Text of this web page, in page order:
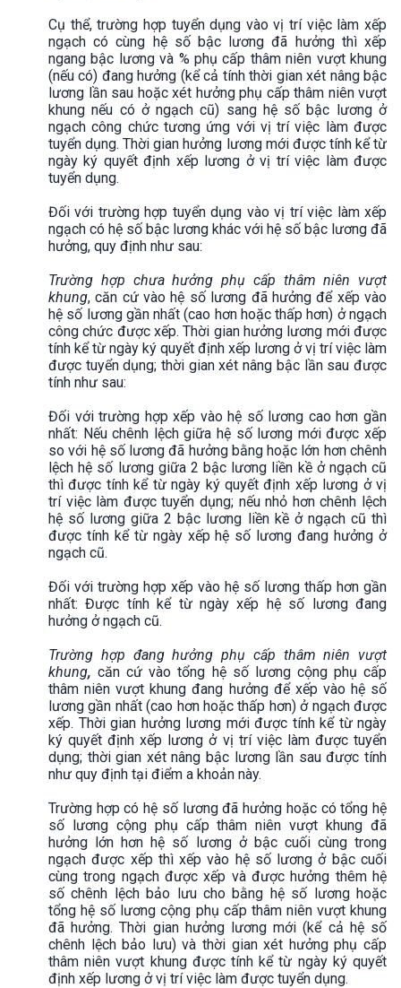
Cụ thể, trường hợp tuyển dụng vào vị trí việc làm xếp
ngạch có cùng hệ số bậc lương đã hưởng thì xếp
ngang bậc lương và % phụ cấp thâm niên vượt khung
(nếu có) đang hưởng (kể cả tính thời gian xét nâng bậc
lương lần sau hoặc xét hưởng phụ cấp thâm niên vượt
khung nếu có ở ngạch cũ) sang hệ số bậc lương ở
ngạch công chức tương ứng với vị trí việc làm được
tuyển dụng. Thời gian hưởng lương mới được tính kể từ
ngày ký quyết định xếp lương ở vị trí việc làm được
tuyển dụng.
Đối với trường hợp tuyển dụng vào vị trí việc làm xếp
ngạch có hệ số bậc lương khác với hệ số bậc lương đã
hưởng, quy định như sau:
Trường hợp chưa hưởng phụ cấp thâm niên vượt
khung, căn cứ vào hệ số lương đã hưởng để xếp vào
hệ số lương gần nhất (cao hơn hoặc thấp hơn) ở ngạch
công chức được xếp. Thời gian hưởng lương mới được
tính kể từ ngày ký quyết định xếp lương ở vị trí việc làm
được tuyển dụng; thời gian xét nâng bậc lần sau được
tính như sau:
Đối với trường hợp xếp vào hệ số lương cao hơn gần
nhất: Nếu chênh lệch giữa hệ số lương mới được xếp
so với hệ số lương đã hưởng bằng hoặc lớn hơn chênh
lệch hệ số lương giữa 2 bậc lương liền kề ở ngạch cũ
thì được tính kể từ ngày ký quyết định xếp lương ở vị
trí việc làm được tuyển dụng; nếu nhỏ hơn chênh lệch
hệ số lương giữa 2 bậc lương liền kề ở ngạch cũ thì
được tính kể từ ngày xếp hệ số lương đang hưởng ở
ngạch cũ.
Đối với trường hợp xếp vào hệ số lương thấp hơn gần
nhất: Được tính kể từ ngày xếp hệ số lương đang
hưởng ở ngạch cũ.
Trường hợp đang hưởng phụ cấp thâm niên vượt
khung,căn cứ vào tổng hệ số lương cộng phụ cấp
thâm niên vượt khung đang hưởng để xếp vào hệ số
lương gần nhất (cao hơn hoặc thấp hơn) ở ngạch được
xếp. Thời gian hưởng lương mới được tính kể từ ngày
ký quyết định xếp lương ở vị trí việc làm được tuyển
dụng; thời gian xét nâng bậc lương lần sau được tính
như quy định tại điểm a khoản này.
Trường hợp có hệ số lương đã hưởng hoặc có tổng hệ
số lương cộng phụ cấp thâm niên vượt khung đã
hưởng lớn hơn hệ số lương ở bậc cuối cùng trong
ngạch được xếp thì xếp vào hệ số lương ở bậc cuối
cùng trong ngạch được xếp và được hưởng thêm hệ
số chênh lệch bảo lưu cho bằng hệ số lương hoặc
tổng hệ số lương cộng phụ cấp thâm niên vượt khung
đã hưởng. Thời gian hưởng lương mới (kể cả hệ số
chênh lệch bảo lưu) và thời gian xét hưởng phụ cấp
thâm niên vượt khung được tính kể từ ngày ký quyết
định xếp lương ở vị trí việc làm được tuyển dụng.